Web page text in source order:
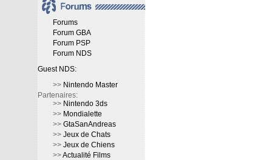
Forums
Forum GBA
Forum PSP
Forum NDS
Guest NDS:
>> Nintendo Master
Partenaires:
>> Nintendo 3ds
>> Mondialette
>> GtaSanAndreas
>> Jeux de Chats
>> Jeux de Chiens
>>Actualité Films